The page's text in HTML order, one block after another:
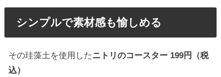
シンプルで素材感も愉しめる
その珪藻土を使用したニトリのコースター 199円（税
込）